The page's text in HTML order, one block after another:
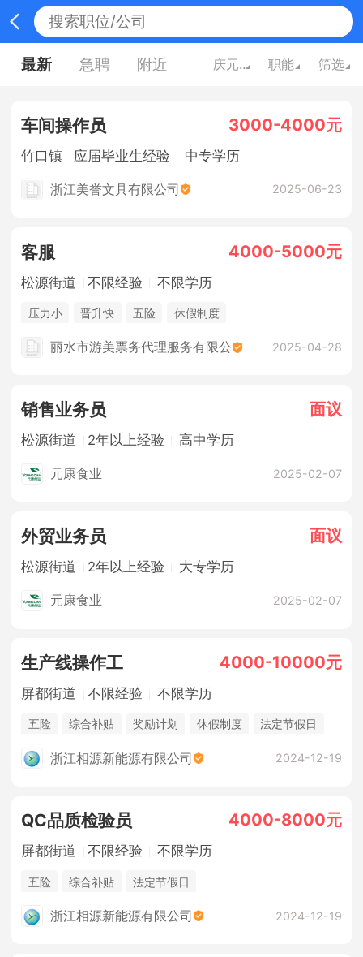
最新 急聘 附近 庆元县 职能 筛选
车间操作员 3000-4000元
竹口镇 应届毕业生经验 中专学历
浙江美誉文具有限公司 2025-06-23
客服 4000-5000元
松源街道 不限经验 不限学历
压力小 晋升快 五险 休假制度
丽水市游美票务代理服务有限公 2025-04-28
销售业务员 面议
松源街道 2年以上经验 高中学历
元康食业 2025-02-07
外贸业务员 面议
松源街道 2年以上经验 大专学历
元康食业 2025-02-07
生产线操作工 4000-10000元
屏都街道 不限经验 不限学历
五险 综合补贴 奖励计划 休假制度 法定节假日
浙江相源新能源有限公司 2024-12-19
QC品质检验员 4000-8000元
屏都街道 不限经验 不限学历
五险 综合补贴 法定节假日
浙江相源新能源有限公司 2024-12-19